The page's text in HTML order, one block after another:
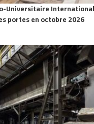
Universitaire
portes en octobre 2026